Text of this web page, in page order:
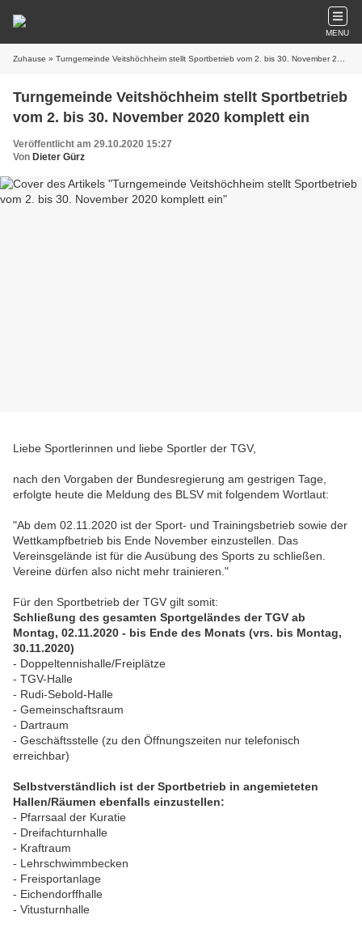
MENU
Zuhause » Turngemeinde Veitshöchheim stellt Sportbetrieb vom 2. bis 30. November 2020 komplett ein
Turngemeinde Veitshöchheim stellt Sportbetrieb
vom 2. bis 30. November 2020 komplett ein
Veröffentlicht am 29.10.2020 15:27
Von Dieter Gürz
Liebe Sportlerinnen und liebe Sportler der TGV,
nach den Vorgaben der Bundesregierung am gestrigen Tage,
erfolgte heute die Meldung des BLSV mit folgendem Wortlaut:
"Ab dem 02.11.2020 ist der Sport- und Trainingsbetrieb sowie der
Wettkampfbetrieb bis Ende November einzustellen. Das
Vereinsgelände ist für die Ausübung des Sports zu schließen.
Vereine dürfen also nicht mehr trainieren."
Für den Sportbetrieb der TGV gilt somit:
Schließung des gesamten Sportgeländes der TGV ab
Montag, 02.11.2020 - bis Ende des Monats (vrs. bis Montag,
30.11.2020)
- Doppeltennishalle/Freiplätze
- TGV-Halle
- Rudi-Sebold-Halle
- Gemeinschaftsraum
- Dartraum
- Geschäftsstelle (zu den Öffnungszeiten nur telefonisch
erreichbar)
Selbstverständlich ist der Sportbetrieb in angemieteten
Hallen/Räumen ebenfalls einzustellen:
- Pfarrsaal der Kuratie
- Dreifachturnhalle
- Kraftraum
- Lehrschwimmbecken
- Freisportanlage
- Eichendorffhalle
- Vitusturnhalle